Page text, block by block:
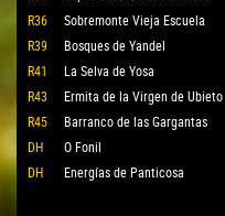
R36
Sobremonte Vieja Escuela
R39
Bosques de Yandel
R41
La Selva de Yosa
R43
Ermita de la Virgen de Ubieto
R45
Barranco de las Gargantas
DH
O Fonil
DH
Energías de Panticosa